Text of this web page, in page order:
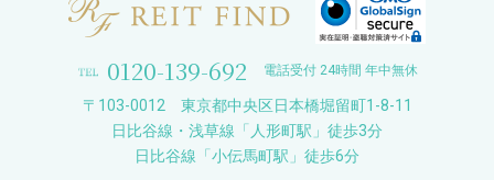
0120-139-692 電話受付 24時間 年中無休
〒103-0012 東京都中央区日本橋堀留町1-8-11
日比谷線・浅草線「人形町駅」徒歩3分
日比谷線「小伝馬町駅」徒歩6分